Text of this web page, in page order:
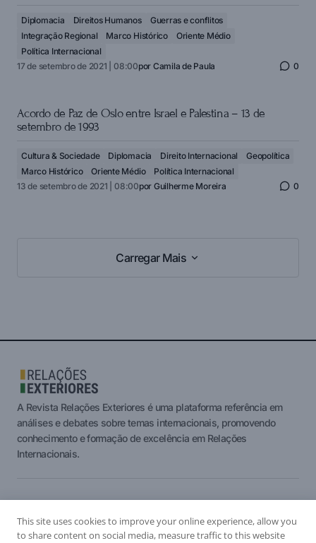
Diplomacia Direitos Humanos
Guerras e conflitos
Integração Regional
Marco Histórico
Oriente Médio
Política Internacional
17 de setembro de 2021 | 08:00por Camila de Paula 0
Acordo de Paz de Oslo entre Israel e Palestina – 13 de
setembro de 1993
Cultura & Sociedade Diplomacia Direito Internacional
Geopolítica
Marco Histórico
Oriente Médio
Política Internacional
13 de setembro de 2021 | 08:00por Guilherme Moreira 0
Carregar Mais
A Revista Relações Exteriores é uma plataforma referência em
análises e debates sobre temas internacionais, promovendo
conhecimento e formação de excelência em Relações
Internacionais.
Institucional
This site uses cookies to improve your online experience, allow you
to share content on social media, measure traffic to this website